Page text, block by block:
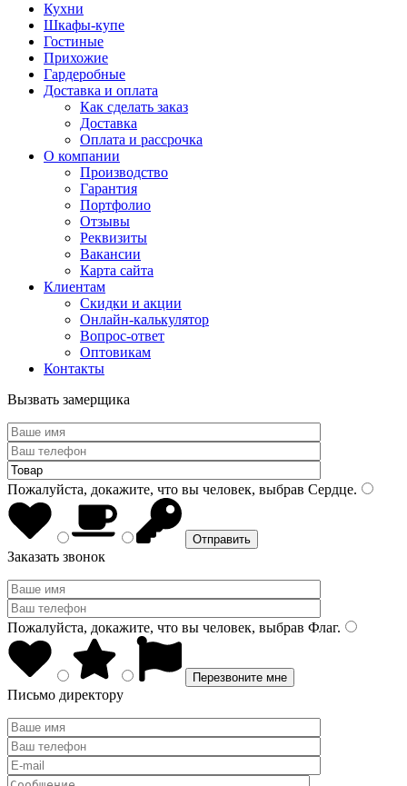
Кухни
Шкафы-купе
Гостиные
Прихожие
Гардеробные
Доставка и оплата
Как сделать заказ
Доставка
Оплата и рассрочка
О компании
Производство
Гарантия
Портфолио
Отзывы
Реквизиты
Вакансии
Карта сайта
Клиентам
Скидки и акции
Онлайн-калькулятор
Вопрос-ответ
Оптовикам
Контакты
Вызвать замерщика
Пожалуйста, докажите, что вы человек, выбрав Сердце.
Заказать звонок
Пожалуйста, докажите, что вы человек, выбрав Флаг.
Письмо директору